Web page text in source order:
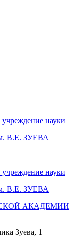
учреждение науки
В.Е. ЗУЕВА
учреждение науки
В.Е. ЗУЕВА
АКАДЕМИИ
Зуева, 1